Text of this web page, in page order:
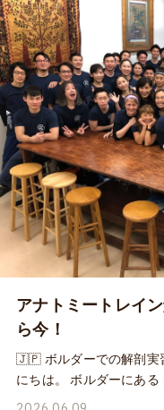
と思うのです。 来週末
スプリカルのMOVEPRO
腱膜がいかにスピード、
は、Dr.エミリーが、ラ
において、いかに足部の
シアのネットワークが重
の側面からわかりやすく
を高めるために実際何が
り実践的にシェアしてく
ウェビナーになること間
方、特にランニングのパ
っている方、そしてラン
や治療を担当されてい
に弾むような身体を維持
にとって必見のウェビナ
ーと9月5&6日に配信と
への過負荷：足底腱膜
策」を同時にお申し込み
用されるチャンスは6月
ェビナーは、ウェビナー
アナトミートレイ
ら今！
🇯🇵 ボルダーでの解剖実
にちは。 ボルダーにある
Laboratory of